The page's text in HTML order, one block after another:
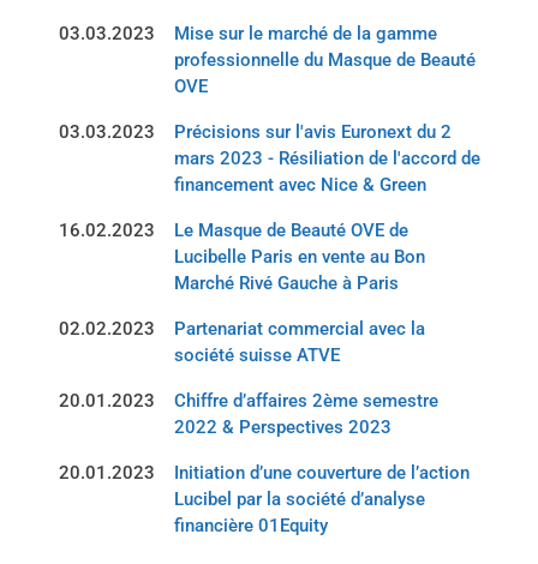
03.03.2023
Mise sur le marché de la gamme
professionnelle du Masque de Beauté
OVE
03.03.2023
Précisions sur l'avis Euronext du 2
mars 2023 - Résiliation de l'accord de
financement avec Nice & Green
16.02.2023
Le Masque de Beauté OVE de
Lucibelle Paris en vente au Bon
Marché Rivé Gauche à Paris
02.02.2023
Partenariat commercial avec la
société suisse ATVE
20.01.2023
Chiffre d’affaires 2ème semestre
2022 & Perspectives 2023
20.01.2023
Initiation d’une couverture de l’action
Lucibel par la société d’analyse
financière 01Equity